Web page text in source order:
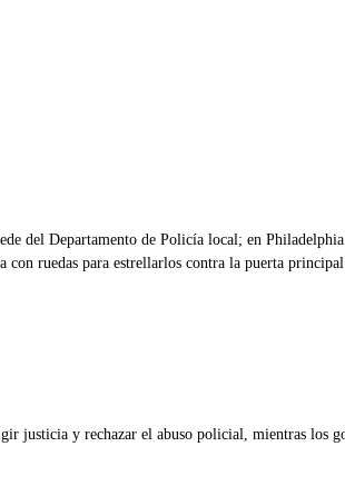
del Departamento de Policía local; en
ruedas para estrellarlos contra la puerta
justicia y rechazar el abuso policial, mientras los